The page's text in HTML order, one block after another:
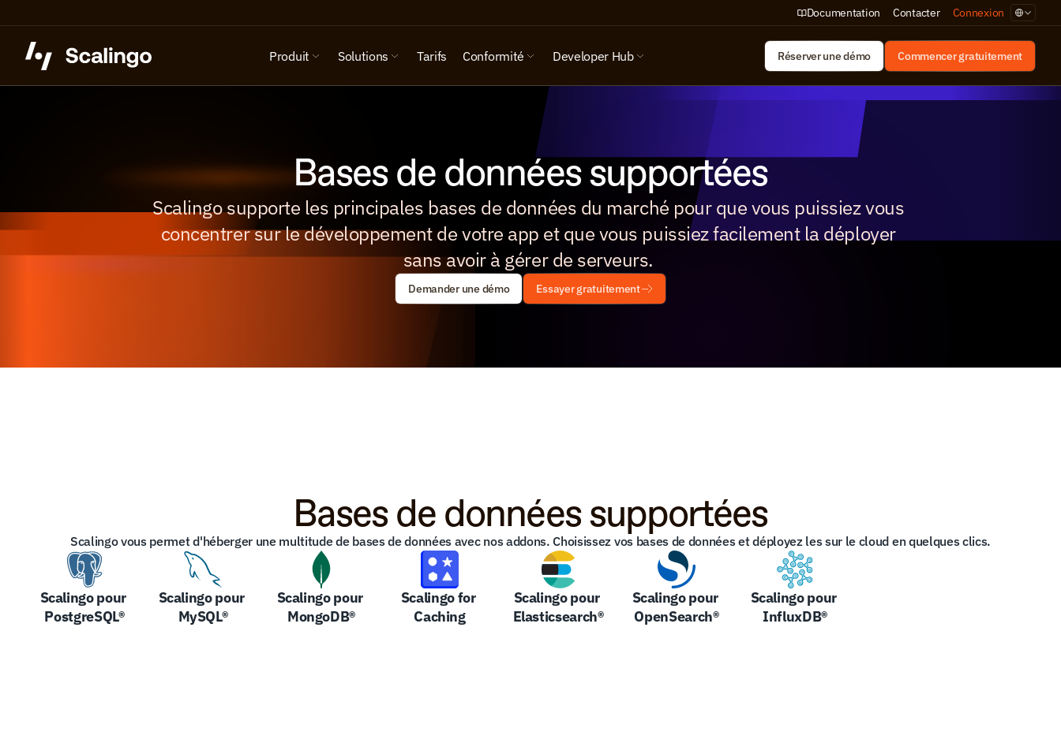
Documentation Contacter Connexion Select
Produit Solutions Tarifs Conformité Developer Hub Réserver une démo Commencer gratuitement
Bases de données supportées
Scalingo supporte les principales bases de données du marché pour que vous puissiez vous
concentrer sur le développement de votre app et que vous puissiez facilement la déployer
sans avoir à gérer de serveurs.
Demander une démo Essayer gratuitement
Bases de données supportées
Scalingo vous permet d'héberger une multitude de bases de données avec nos addons. Choisissez vos bases de données et déployez les sur le cloud en quelques clics.
Scalingo pour
PostgreSQL®
Scalingo pour
MySQL®
Scalingo pour
MongoDB®
Scalingo for
Caching
Scalingo pour
Elasticsearch®
Scalingo pour
OpenSearch®
Scalingo pour
InfluxDB®